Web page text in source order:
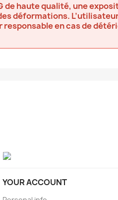
haute qualité, une
déformations.
en cas de
YOUR ACCOUNT